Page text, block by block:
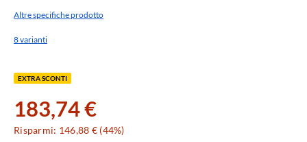
Altre specifiche prodotto
8 varianti
EXTRA SCONTI
183,74 €
Risparmi: 146,88 € (44%)